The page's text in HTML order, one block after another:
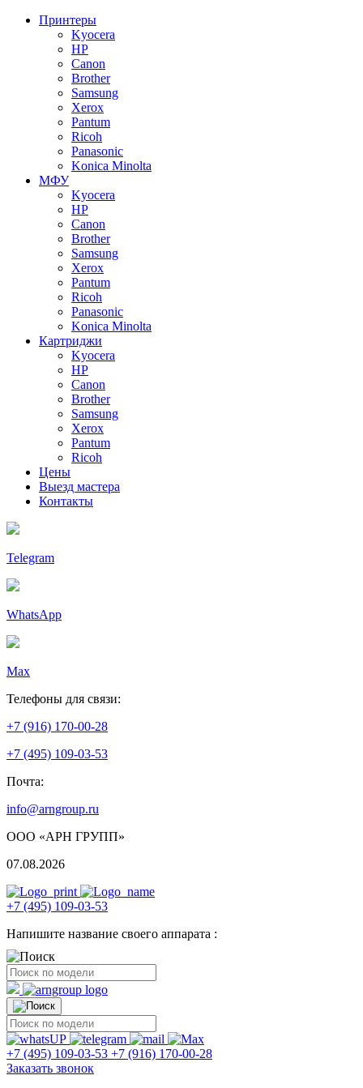
Принтеры
Kyocera
HP
Canon
Brother
Samsung
Xerox
Pantum
Ricoh
Panasonic
Konica Minolta
МФУ
Kyocera
HP
Canon
Brother
Samsung
Xerox
Pantum
Ricoh
Panasonic
Konica Minolta
Картриджи
Kyocera
HP
Canon
Brother
Samsung
Xerox
Pantum
Ricoh
Цены
Выезд мастера
Контакты
Telegram
WhatsApp
Max
Телефоны для связи:
+7 (916) 170-00-28
+7 (495) 109-03-53
Почта:
info@arngroup.ru
ООО «АРН ГРУПП»
07.08.2026
+7 (495) 109-03-53
Напишите название своего аппарата :
+7 (495) 109-03-53 +7 (916) 170-00-28
Заказать звонок